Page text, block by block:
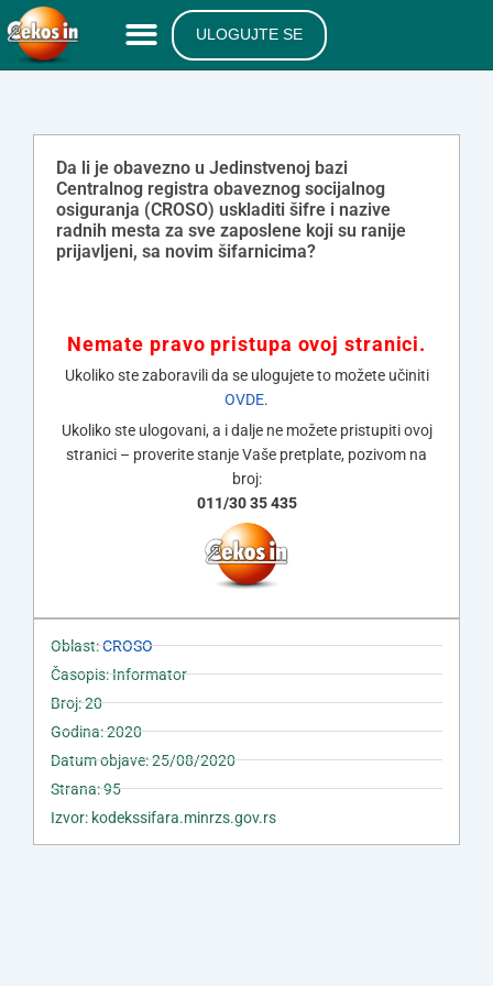
ULOGUJTE SE
Da li je obavezno u Jedinstvenoj bazi
Centralnog registra obaveznog socijalnog
osiguranja (CROSO) uskladiti šifre i nazive
radnih mesta za sve zaposlene koji su ranije
prijavljeni, sa novim šifarnicima?
Nemate pravo pristupa ovoj stranici.
Ukoliko ste zaboravili da se ulogujete to možete učiniti
OVDE.
Ukoliko ste ulogovani, a i dalje ne možete pristupiti ovoj
stranici – proverite stanje Vaše pretplate, pozivom na
broj:
011/30 35 435
Oblast:CROSO
Časopis: Informator
Broj: 20
Godina: 2020
Datum objave: 25/08/2020
Strana: 95
Izvor: kodekssifara.minrzs.gov.rs